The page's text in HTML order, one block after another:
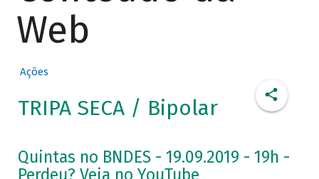
Web
Ações
TRIPA SECA / Bipolar
Quintas no BNDES - 19.09.2019 - 19h -